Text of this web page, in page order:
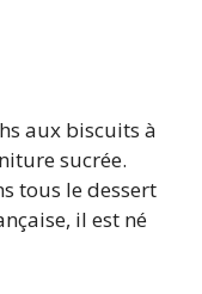
aux biscuits à
sucrée.
tous le dessert
il est né